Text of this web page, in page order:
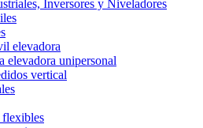
Inversores y Niveladores
elevadora
elevadora unipersonal
vertical
flexibles